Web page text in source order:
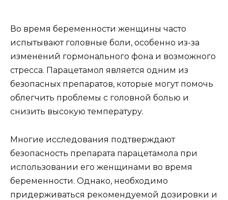
Во время беременности женщины часто
испытывают головные боли, особенно из-за
изменений гормонального фона и возможного
стресса. Парацетамол является одним из
безопасных препаратов, которые могут помочь
облегчить проблемы с головной болью и
снизить высокую температуру.
Многие исследования подтверждают
безопасность препарата парацетамола при
использовании его женщинами во время
беременности. Однако, необходимо
придерживаться рекомендуемой дозировки и